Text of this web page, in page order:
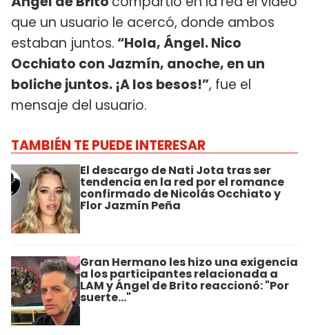
que un usuario le acercó, donde ambos
estaban juntos. “Hola, Ángel. Nico
Occhiato con Jazmín, anoche, en un
boliche juntos. ¡A los besos!”, fue el
mensaje del usuario.
TAMBIÉN TE PUEDE INTERESAR
El descargo de Nati Jota tras ser
tendencia en la red por el romance
confirmado de Nicolás Occhiato y
Flor Jazmín Peña
Gran Hermano les hizo una exigencia
a los participantes relacionada a
LAM y Ángel de Brito reaccionó: "Por
suerte..."